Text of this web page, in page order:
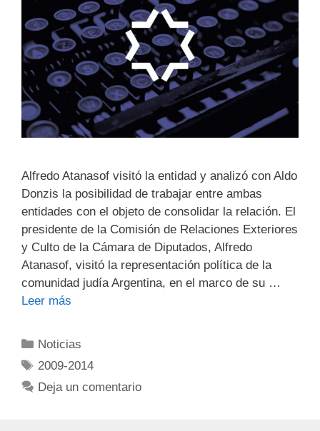
Alfredo Atanasof visitó la entidad y analizó con Aldo
Donzis la posibilidad de trabajar entre ambas
entidades con el objeto de consolidar la relación. El
presidente de la Comisión de Relaciones Exteriores
y Culto de la Cámara de Diputados, Alfredo
Atanasof, visitó la representación política de la
comunidad judía Argentina, en el marco de su …
Leer más
Noticias
2009-2014
Deja un comentario